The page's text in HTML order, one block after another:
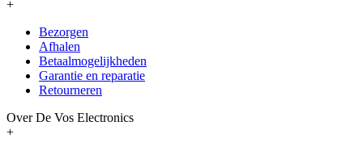
+
Bezorgen
Afhalen
Betaalmogelijkheden
Garantie en reparatie
Retourneren
Over De Vos Electronics
+